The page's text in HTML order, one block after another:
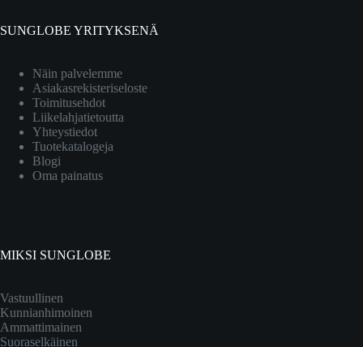
SUNGLOBE YRITYKSENÄ
Näin palvelemme
Asiakasrekisteriseloste
Toimitusehdot
Liikelahjatietoutta
Yhteystiedot
Tuotekatalogeja
Blogi
Oma painatus
MIKSI SUNGLOBE
Vastuullinen
Kunnianhimoinen
Ammattimainen
Suoraselkäinen